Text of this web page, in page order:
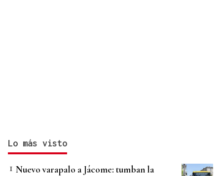
Lo más visto
Nuevo varapalo a Jácome: tumban la